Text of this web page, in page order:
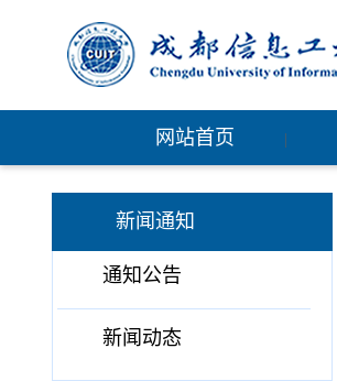
网站首页
新闻通知
通知公告
新闻动态